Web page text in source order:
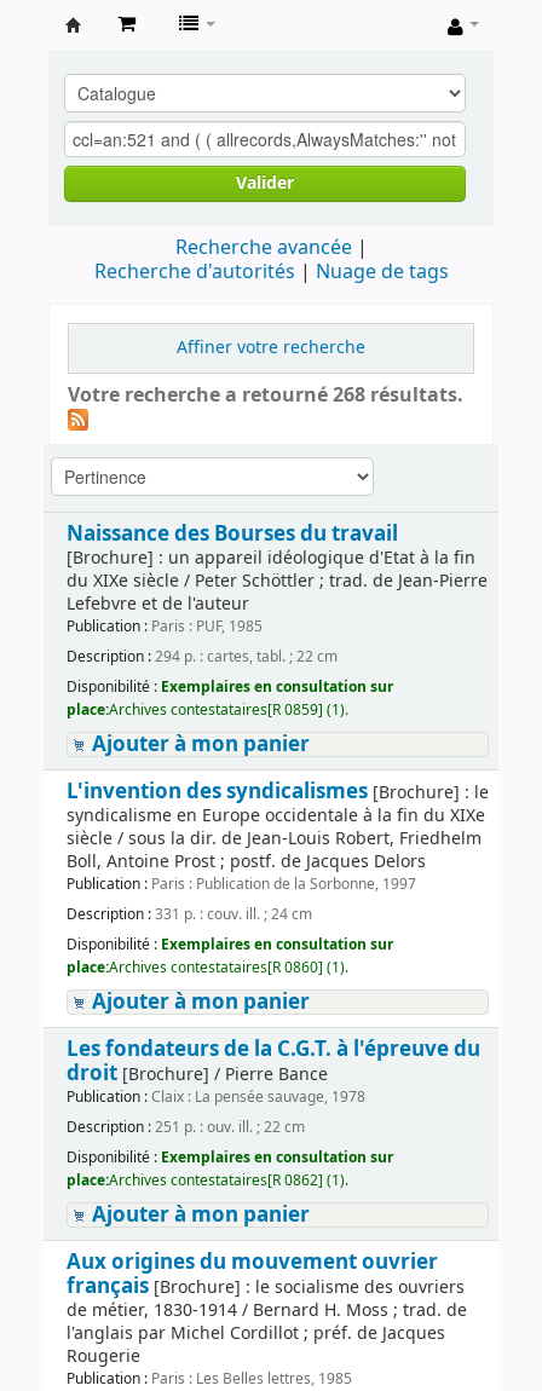
contestataires
Valider
Recherche avancée
Recherche d'autorités
Nuage de tags
Affiner votre recherche
Votre recherche a retourné 268 résultats.
Naissance des Bourses du travail
[Brochure] : un appareil idéologique d'Etat à la fin
du XIXe siècle / Peter Schöttler ; trad. de Jean-Pierre
Lefebvre et de l'auteur
Publication : Paris : PUF, 1985
Description :294 p. : cartes, tabl. ; 22 cm
Disponibilité : Exemplaires en consultation sur
place:Archives contestataires[R 0859] (1).
Ajouter à mon panier
L'invention des syndicalismes[Brochure] : le
syndicalisme en Europe occidentale à la fin du XIXe
siècle / sous la dir. de Jean-Louis Robert, Friedhelm
Boll, Antoine Prost ; postf. de Jacques Delors
Publication : Paris : Publication de la Sorbonne, 1997
Description :331 p. : couv. ill. ; 24 cm
Disponibilité : Exemplaires en consultation sur
place:Archives contestataires[R 0860] (1).
Ajouter à mon panier
Les fondateurs de la C.G.T. à l'épreuve du
droit[Brochure] / Pierre Bance
Publication :Claix : La pensée sauvage, 1978
Description :251 p. : ouv. ill. ; 22 cm
Disponibilité : Exemplaires en consultation sur
place:Archives contestataires[R 0862] (1).
Ajouter à mon panier
Aux origines du mouvement ouvrier
français[Brochure] : le socialisme des ouvriers
de métier, 1830-1914 / Bernard H. Moss ; trad. de
l'anglais par Michel Cordillot ; préf. de Jacques
Rougerie
Publication : Paris : Les Belles lettres, 1985